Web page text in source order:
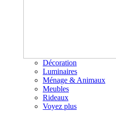
Décoration
Luminaires
Ménage & Animaux
Meubles
Rideaux
Voyez plus